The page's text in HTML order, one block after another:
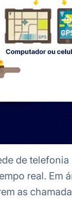
de telefonia
real. Em
as